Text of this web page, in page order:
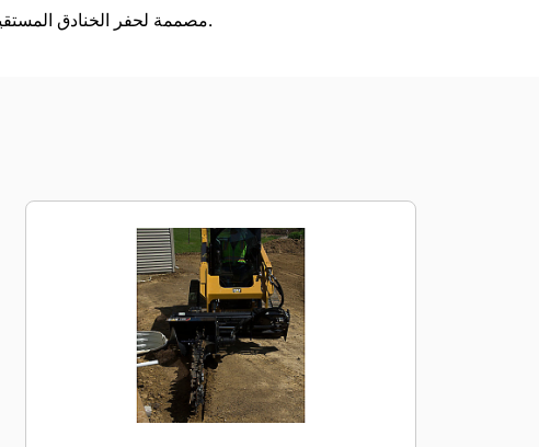
مصممة لحفر الخنادق المستقيمة الضيقة في التربة قبل وضع الخطوط الكهربية، والهاتفية، والكابلية، أو مواسير المياه والغاز.